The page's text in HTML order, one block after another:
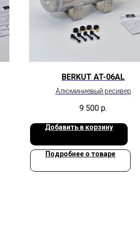
BERKUT AT-06AL
Алюминиевый ресивер
9 500 р.
Добавить в корзину
Подробнее о товаре